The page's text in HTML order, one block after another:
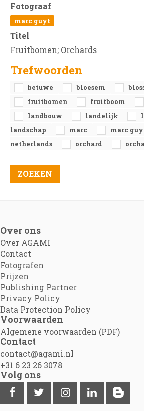
Fotograaf
marc guyt
Titel
Fruitbomen; Orchards
Trefwoorden
betuwe bloesem
fruitbomen
fruitboom
landbouw
landelijk
landschap
marc marc
netherlands
orchard
Over ons
Over AGAMI
Contact
Fotografen
Prijzen
Publishing Partner
Privacy Policy
Data Protection Policy
Voorwaarden
Algemene voorwaarden (PDF)
Contact
contact@agami.nl
+31 6 23 26 3078
Volg ons